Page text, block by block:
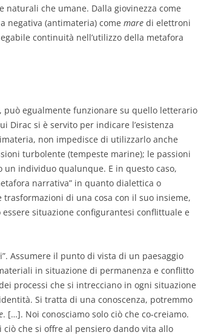
naturali che umane. Dalla giovinezza come
negativa (antimateria) come mare di elettroni
continuità nell’utilizzo della metafora
può egualmente funzionare su quello letterario
Dirac si è servito per indicare l’esistenza
non impedisce di utilizzarlo anche
turbolente (tempeste marine); le passioni
individuo qualunque. E in questo caso,
narrativa” in quanto dialettica o
di una cosa con il suo insieme,
situazione configurantesi conflittuale e
Assumere il punto di vista di un paesaggio
in situazione di permanenza e conflitto
processi che si intrecciano in ogni situazione
Si tratta di una conoscenza, potremmo
. […]. Noi conosciamo solo ciò che co-creiamo.
che si offre al pensiero dando vita allo